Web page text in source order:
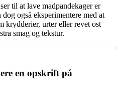
til at lave madpandekager er
også eksperimentere med at
krydderier, urter eller revet ost
smag og tekstur.
en opskrift på